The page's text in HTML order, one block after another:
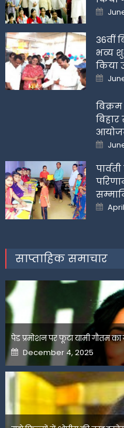
on
36वीं
भव्य
किया
on
on
on
साप्ताहिक समाचार
पेड प्रमोशन पर फूटा यामी गौतम का
Posted
on
December 4, 2025